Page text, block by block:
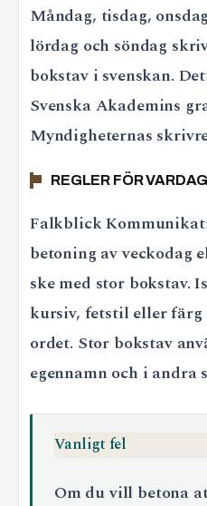
Måndag, tisdag,
lördag och söndag
bokstav i svenskan.
Svenska Akademins
Myndigheternas
REGLER FÖR
Falkblick
betoning av veckodag
ske med stor bokstav.
kursiv, fetstil eller
ordet. Stor bokstav
egennamn och i andra
Vanligt fel
Om du vill betona